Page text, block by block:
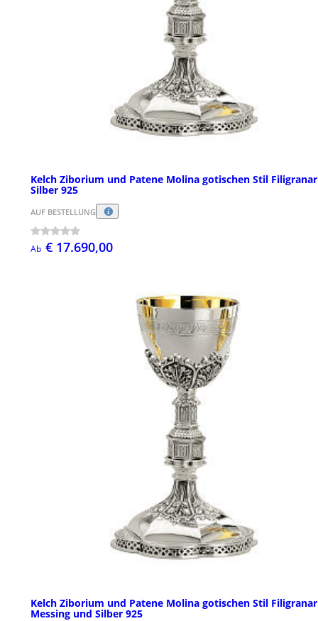
Kelch Ziborium und Patene Molina gotischen Stil
Silber 925
AUF BESTELLUNG
Ab € 17.690,00
Kelch Ziborium und Patene Molina gotischen Stil
Messing und Silber 925